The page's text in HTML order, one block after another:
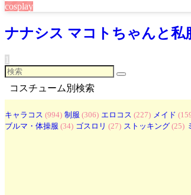
cosplay
ナナシス マコトちゃんと私
1
コスチューム別検索
キャラコス (994) 制服 (306) エロコス (227) メイド
ブルマ・体操服 (34) ゴスロリ (27) ストッキング (25)